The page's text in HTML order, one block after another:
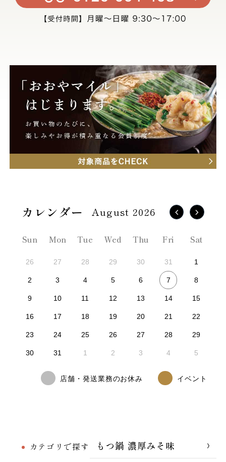
カテゴリで探す
もつ鍋 濃厚みそ味
August 2026
Sun Mon Tue Wed Thu Fri Sat
26 27 28 29 30 31 1
2 3 4 5 6 7 8
9 10 11 12 13 14 15
16 17 18 19 20 21 22
23 24 25 26 27 28 29
30 31 1 2 3 4 5
店舗・発送業務のお休み イベント